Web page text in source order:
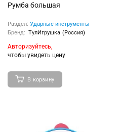
Румба большая
Раздел: Ударные инструменты
Бренд: ТулИгрушка (Россия)
Авторизуйтесь,
чтобы увидеть цену
В корзину